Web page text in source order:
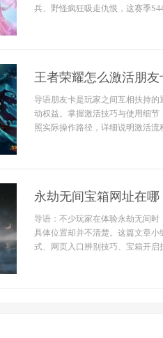
兵、野怪疯狂吸走仇恨，这赛季
王者荣耀怎么激活朋友
导语朋友卡是玩家之间互相扶持
动权益。掌握激活技巧与使用细
照实际操作路径，详细说明激活
永劫无间宝箱网址在哪
导语：不少玩家在体验永劫无间
具体位置却并不清楚。这篇文章
式、网页入口辨别技巧、宝箱开